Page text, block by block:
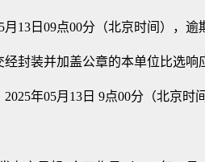
月 13 日 09点00分（北京时间），逾
封装并加盖公章的本单位 比选响
2025年05月 13 日 9点00分（北京时